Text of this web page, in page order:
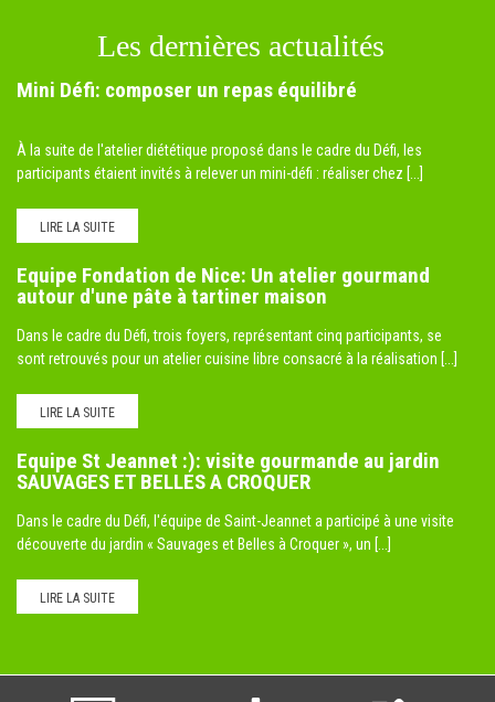
Les dernières actualités
Mini Défi: composer un repas équilibré
À la suite de l'atelier diététique proposé dans le cadre du Défi, les
participants étaient invités à relever un mini-défi : réaliser chez [...]
LIRE LA SUITE
Equipe Fondation de Nice: Un atelier gourmand
autour d'une pâte à tartiner maison
Dans le cadre du Défi, trois foyers, représentant cinq participants, se
sont retrouvés pour un atelier cuisine libre consacré à la réalisation [...]
LIRE LA SUITE
Equipe St Jeannet :): visite gourmande au jardin
SAUVAGES ET BELLES A CROQUER
Dans le cadre du Défi, l'équipe de Saint-Jeannet a participé à une visite
découverte du jardin « Sauvages et Belles à Croquer », un [...]
LIRE LA SUITE